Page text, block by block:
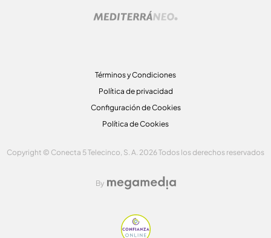
Términos y Condiciones
Política de privacidad
Configuración de Cookies
Política de Cookies
Copyright © Conecta 5 Telecinco, S. A. 2026 Todos los derechos reservados
By